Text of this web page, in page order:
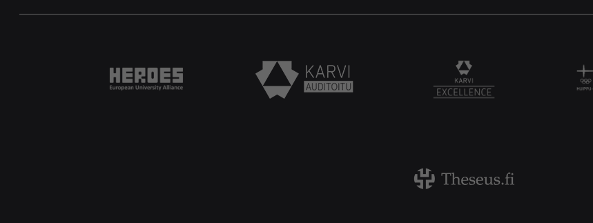
Heroes European University Alliance logo
Karvi Auditoitu logo KARVI Excellence logo.
Theseus logo